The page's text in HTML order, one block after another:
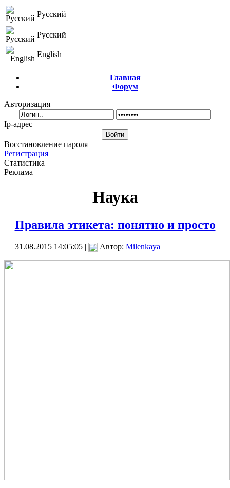
Русский
Русский
English
Главная
Форум
Авторизация
Ip-адрес
Восстановление пароля
Регистрация
Статистика
Реклама
Наука
Правила этикета: понятно и просто
31.08.2015 14:05:05 | Автор: Milenkaya